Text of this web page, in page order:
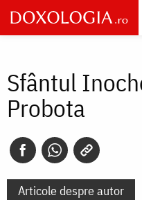
Skip
to
main
Sfântul
Probota
Articole despre autor